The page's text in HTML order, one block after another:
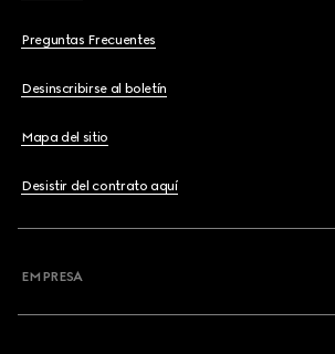
Preguntas Frecuentes
Desinscribirse al boletín
Mapa del sitio
Desistir del contrato aquí
EMPRESA